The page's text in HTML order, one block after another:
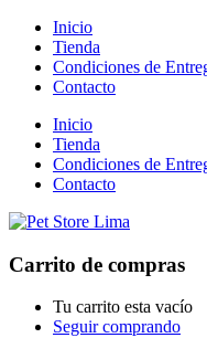
Inicio
Tienda
Condiciones de
Contacto
Inicio
Tienda
Condiciones de
Contacto
Carrito de compras
Tu carrito esta vacío
Seguir comprando